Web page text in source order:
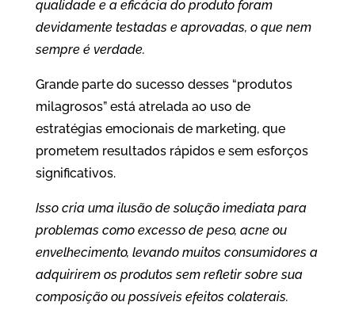
qualidade e a eficácia do produto foram
devidamente testadas e aprovadas, o que nem
sempre é verdade.
Grande parte do sucesso desses “produtos
milagrosos” está atrelada ao uso de
estratégias emocionais de marketing, que
prometem resultados rápidos e sem esforços
significativos.
Isso cria uma ilusão de solução imediata para
problemas como excesso de peso, acne ou
envelhecimento, levando muitos consumidores a
adquirirem os produtos sem refletir sobre sua
composição ou possíveis efeitos colaterais.